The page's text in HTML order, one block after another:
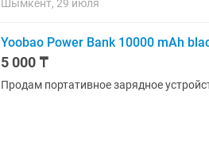
Шымкент, 29 июля
Yoobao Power Bank 10000 mAh
5 000 ₸
Продам портативное зарядное